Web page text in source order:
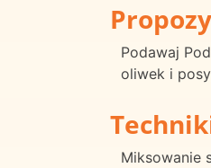
Podawaj
oliwek i
Miksowanie